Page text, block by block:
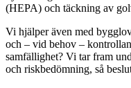
(HEPA) och täckning av
Vi hjälper även med
och – vid behov –
samfällighet? Vi tar fram
och riskbedömning, så